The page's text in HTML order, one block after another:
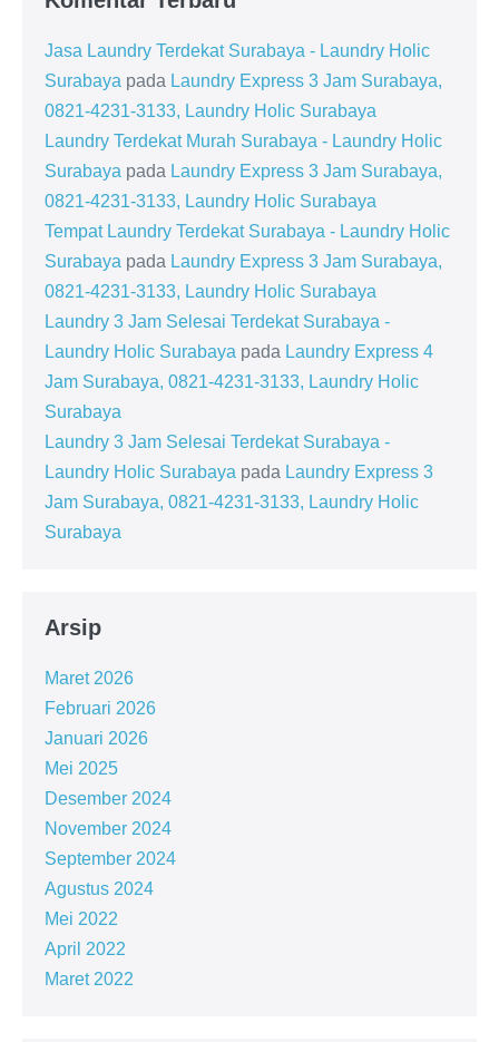
Jasa Laundry Terdekat Surabaya - Laundry Holic
Surabaya pada Laundry Express 3 Jam Surabaya,
0821-4231-3133, Laundry Holic Surabaya
Laundry Terdekat Murah Surabaya - Laundry Holic
Surabaya pada Laundry Express 3 Jam Surabaya,
0821-4231-3133, Laundry Holic Surabaya
Tempat Laundry Terdekat Surabaya - Laundry Holic
Surabaya pada Laundry Express 3 Jam Surabaya,
0821-4231-3133, Laundry Holic Surabaya
Laundry 3 Jam Selesai Terdekat Surabaya -
Laundry Holic Surabaya pada Laundry Express 4
Jam Surabaya, 0821-4231-3133, Laundry Holic
Surabaya
Laundry 3 Jam Selesai Terdekat Surabaya -
Laundry Holic Surabaya pada Laundry Express 3
Jam Surabaya, 0821-4231-3133, Laundry Holic
Surabaya
Arsip
Maret 2026
Februari 2026
Januari 2026
Mei 2025
Desember 2024
November 2024
September 2024
Agustus 2024
Mei 2022
April 2022
Maret 2022